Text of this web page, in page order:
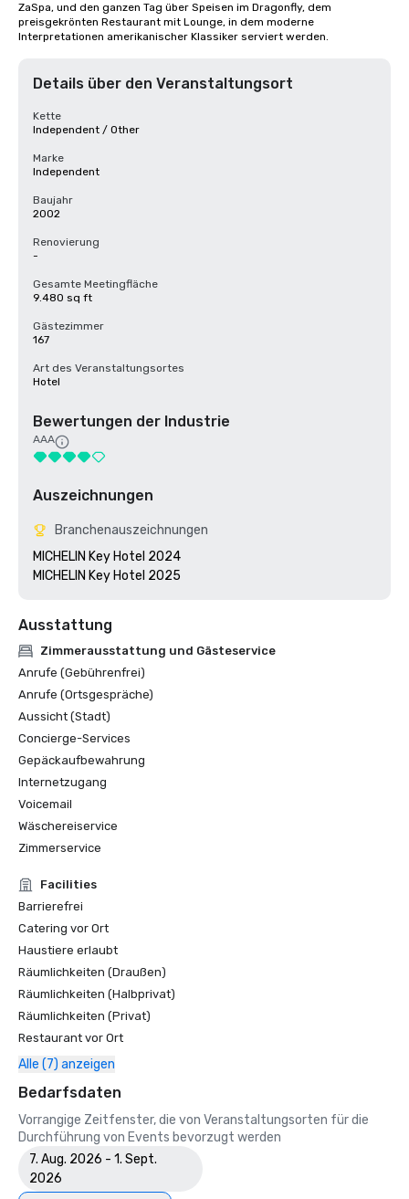
ZaSpa, und den ganzen Tag über Speisen im Dragonfly, dem
preisgekrönten Restaurant mit Lounge, in dem moderne
Interpretationen amerikanischer Klassiker serviert werden.
Details über den Veranstaltungsort
Kette
Independent / Other
Marke
Independent
Baujahr
2002
Renovierung
-
Gesamte Meetingfläche
9.480 sq ft
Gästezimmer
167
Art des Veranstaltungsortes
Hotel
Bewertungen der Industrie
AAA
Auszeichnungen
Branchenauszeichnungen
MICHELIN Key Hotel 2024
MICHELIN Key Hotel 2025
Ausstattung
Zimmerausstattung und Gästeservice
Anrufe (Gebührenfrei)
Anrufe (Ortsgespräche)
Aussicht (Stadt)
Concierge-Services
Gepäckaufbewahrung
Internetzugang
Voicemail
Wäschereiservice
Zimmerservice
Facilities
Barrierefrei
Catering vor Ort
Haustiere erlaubt
Räumlichkeiten (Draußen)
Räumlichkeiten (Halbprivat)
Räumlichkeiten (Privat)
Restaurant vor Ort
Alle (7) anzeigen
Bedarfsdaten
Vorrangige Zeitfenster, die von Veranstaltungsorten für die
Durchführung von Events bevorzugt werden
7. Aug. 2026 - 1. Sept.
2026